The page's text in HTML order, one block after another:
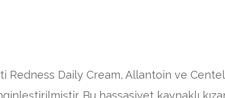
Redness Daily Cream, Allantoin ve
Bu hassasiyet kaynaklı